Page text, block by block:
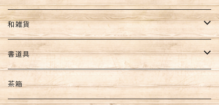
カカオティー
ギフトセット
ギフト
お茶･海苔ギフト
水出し用ボトル
フィルターインボトル
カークボトル
コースター
懐紙
和雑貨
ポーチ・財布
扇子・うちわ
書道具
筆
茶箱